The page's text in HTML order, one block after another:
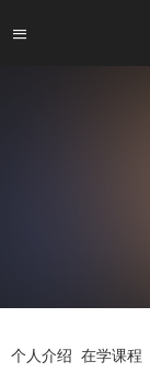
个人介绍 在学课程